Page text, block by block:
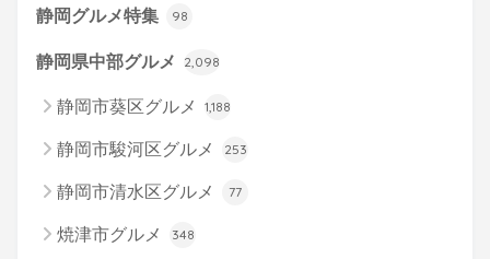
静岡グルメ特集 98
静岡県中部グルメ 2,098
静岡市葵区グルメ 1,188
静岡市駿河区グルメ 253
静岡市清水区グルメ 77
焼津市グルメ 348